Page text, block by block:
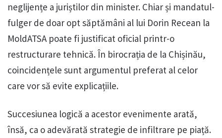
neglijențe a juriștilor din minister. Chiar și mandatul-
fulger de doar opt săptămâni al lui Dorin Recean la
MoldATSA poate fi justificat oficial printr-o
restructurare tehnică. În birocrația de la Chișinău,
coincidențele sunt argumentul preferat al celor
care vor să evite explicațiile.
Succesiunea logică a acestor evenimente arată,
însă, ca o adevărată strategie de infiltrare pe piață.